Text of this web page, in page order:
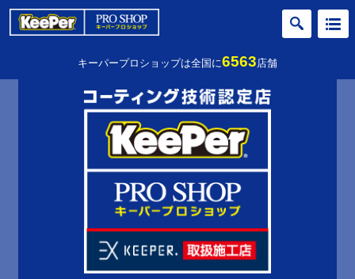
キーパープロショップは全国に6563店舗